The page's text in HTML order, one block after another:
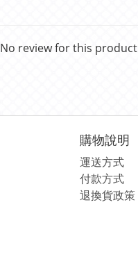
No review for this product
購物說明
運送方式
付款方式
退換貨政策